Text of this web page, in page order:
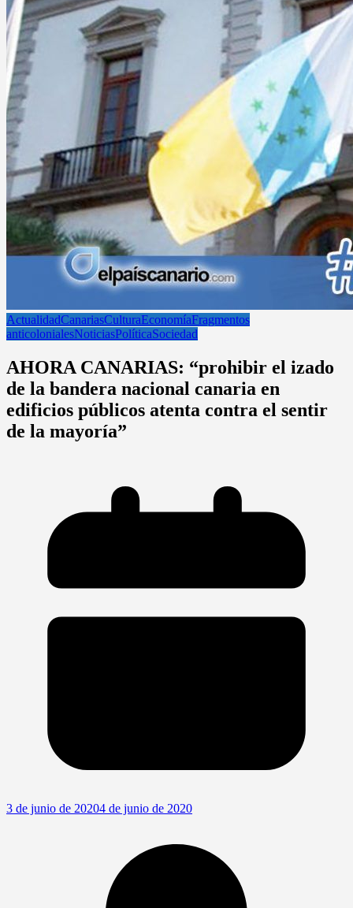
ActualidadCanariasCulturaEconomíaFragmentos
anticolonialesNoticiasPolíticaSociedad
AHORA CANARIAS: “prohibir el izado
de la bandera nacional canaria en
edificios públicos atenta contra el sentir
de la mayoría”
3 de junio de 20204 de junio de 2020